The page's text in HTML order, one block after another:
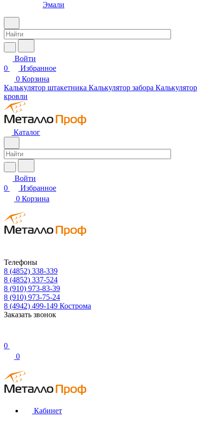
Эмали
Войти
0
Избранное
0 Корзина
Калькулятор штакетника Калькулятор забора Калькулятор
кровли
Каталог
Войти
0
Избранное
0 Корзина
Телефоны
8 (4852) 338-339
8 (4852) 337-524
8 (910) 973-83-39
8 (910) 973-75-24
8 (4942) 499-149 Кострома
Заказать звонок
0
0
Кабинет